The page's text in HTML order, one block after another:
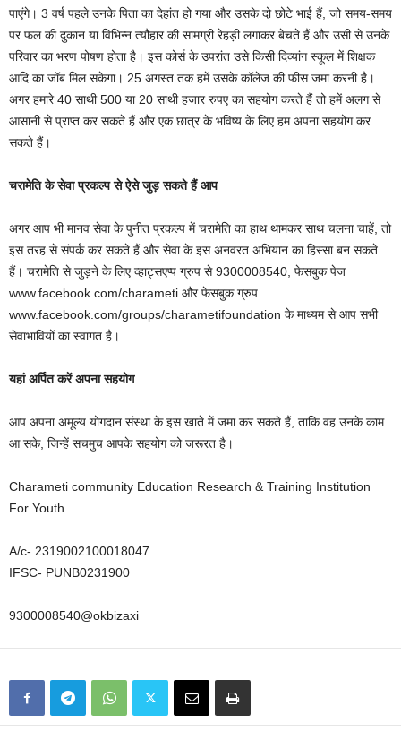
पाएंगे। 3 वर्ष पहले उनके पिता का देहांत हो गया और उसके दो छोटे भाई हैं, जो समय-समय
पर फल की दुकान या विभिन्न त्यौहार की सामग्री रेहड़ी लगाकर बेचते हैं और उसी से उनके
परिवार का भरण पोषण होता है। इस कोर्स के उपरांत उसे किसी दिव्यांग स्कूल में शिक्षक
आदि का जॉब मिल सकेगा। 25 अगस्त तक हमें उसके कॉलेज की फीस जमा करनी है।
अगर हमारे 40 साथी 500 या 20 साथी हजार रुपए का सहयोग करते हैं तो हमें अलग से
आसानी से प्राप्त कर सकते हैं और एक छात्र के भविष्य के लिए हम अपना सहयोग कर
सकते हैं।
चरामेति के सेवा प्रकल्प से ऐसे जुड़ सकते हैं आप
अगर आप भी मानव सेवा के पुनीत प्रकल्प में चरामेति का हाथ थामकर साथ चलना चाहें, तो
इस तरह से संपर्क कर सकते हैं और सेवा के इस अनवरत अभियान का हिस्सा बन सकते
हैं। चरामेति से जुड़ने के लिए व्हाट्सएप्प ग्रुप से 9300008540, फेसबुक पेज
www.facebook.com/charameti और फेसबुक ग्रुप
www.facebook.com/groups/charametifoundation के माध्यम से आप सभी
सेवाभावियों का स्वागत है।
यहां अर्पित करें अपना सहयोग
आप अपना अमूल्य योगदान संस्था के इस खाते में जमा कर सकते हैं, ताकि वह उनके काम
आ सके, जिन्हें सचमुच आपके सहयोग को जरूरत है।
Charameti community Education Research & Training Institution
For Youth
A/c- 2319002100018047
IFSC- PUNB0231900
9300008540@okbizaxi